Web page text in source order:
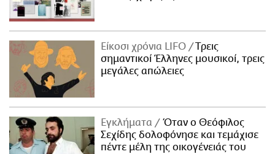
Είκοσι χρόνια LIFO
Tρεις
σημαντικοί Έλληνες μουσικοί, τρεις
μεγάλες απώλειες
Εγκλήματα
Όταν ο Θεόφιλος
Σεχίδης δολοφόνησε και τεμάχισε
πέντε μέλη της οικογένειάς του